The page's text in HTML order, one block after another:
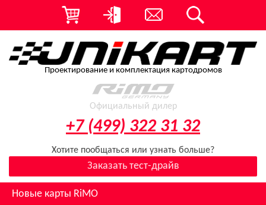
Проектирование и комплектация картодромов
Официальный дилер
+7 (499) 322 31 32
Хотите пообщаться или узнать больше?
Заказать тест-драйв
Новые карты RiMO